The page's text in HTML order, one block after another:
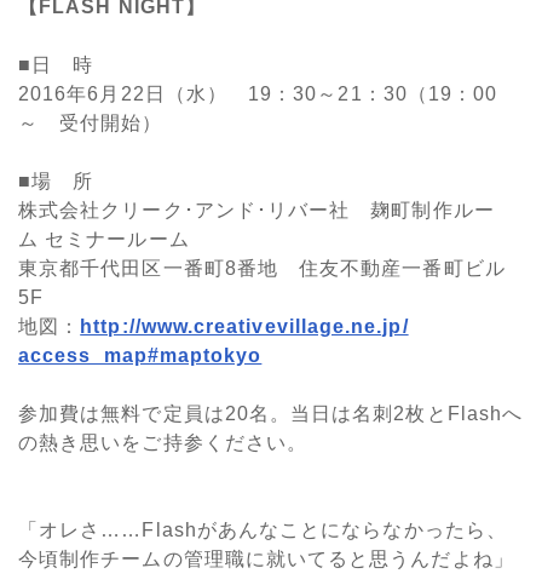
【FLASH NIGHT】
■日 時
2016年6月22日（水） 19：30～21：30（19：00
～ 受付開始）
■場 所
株式会社クリーク･アンド･リバー社 麹町制作ルー
ム セミナールーム
東京都千代田区一番町8番地 住友不動産一番町ビル
5F
地図：
http://www.creativevillage.ne.jp/
access_map#maptokyo
参加費は無料で定員は20名。当日は名刺2枚とFlashへ
の熱き思いをご持参ください。
「オレさ……Flashがあんなことにならなかったら、
今頃制作チームの管理職に就いてると思うんだよね」